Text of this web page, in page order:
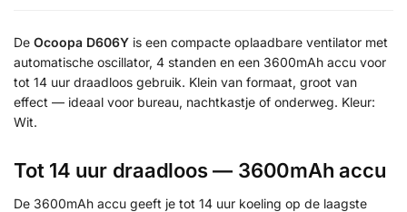
De Ocoopa D606Y is een compacte oplaadbare ventilator met
automatische oscillator, 4 standen en een 3600mAh accu voor
tot 14 uur draadloos gebruik. Klein van formaat, groot van
effect — ideaal voor bureau, nachtkastje of onderweg. Kleur:
Wit.
Tot 14 uur draadloos — 3600mAh accu
De 3600mAh accu geeft je tot 14 uur koeling op de laagste